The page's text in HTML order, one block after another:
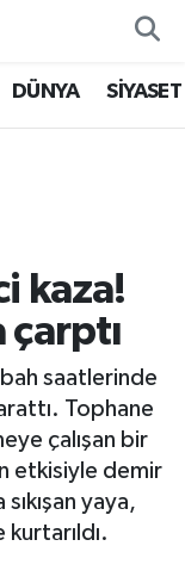
DÜNYA SİYASET
kaza!
çarptı
saatlerinde
Tophane
çalışan bir
etkisiyle demir
yaya,
kurtarıldı.